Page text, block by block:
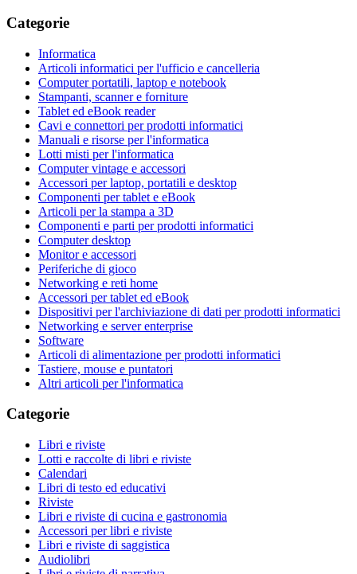
Categorie
Informatica
Articoli informatici per l'ufficio e cancelleria
Computer portatili, laptop e notebook
Stampanti, scanner e forniture
Tablet ed eBook reader
Cavi e connettori per prodotti informatici
Manuali e risorse per l'informatica
Lotti misti per l'informatica
Computer vintage e accessori
Accessori per laptop, portatili e desktop
Componenti per tablet e eBook
Articoli per la stampa a 3D
Componenti e parti per prodotti informatici
Computer desktop
Monitor e accessori
Periferiche di gioco
Networking e reti home
Accessori per tablet ed eBook
Dispositivi per l'archiviazione di dati per prodotti informatici
Networking e server enterprise
Software
Articoli di alimentazione per prodotti informatici
Tastiere, mouse e puntatori
Altri articoli per l'informatica
Categorie
Libri e riviste
Lotti e raccolte di libri e riviste
Calendari
Libri di testo ed educativi
Riviste
Libri e riviste di cucina e gastronomia
Accessori per libri e riviste
Libri e riviste di saggistica
Audiolibri